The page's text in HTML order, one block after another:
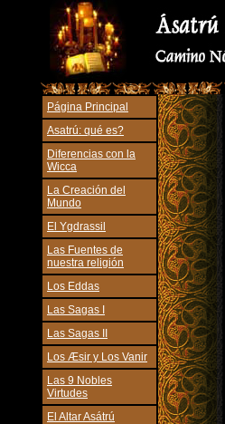
Página Principal
Asatrú: qué es?
Diferencias con la
Wicca
La Creación del
Mundo
El Ygdrassil
Las Fuentes de
nuestra religión
Los Eddas
Las Sagas I
Las Sagas II
Los Æsir y Los Vanir
Las 9 Nobles
Virtudes
El Altar Asátrú